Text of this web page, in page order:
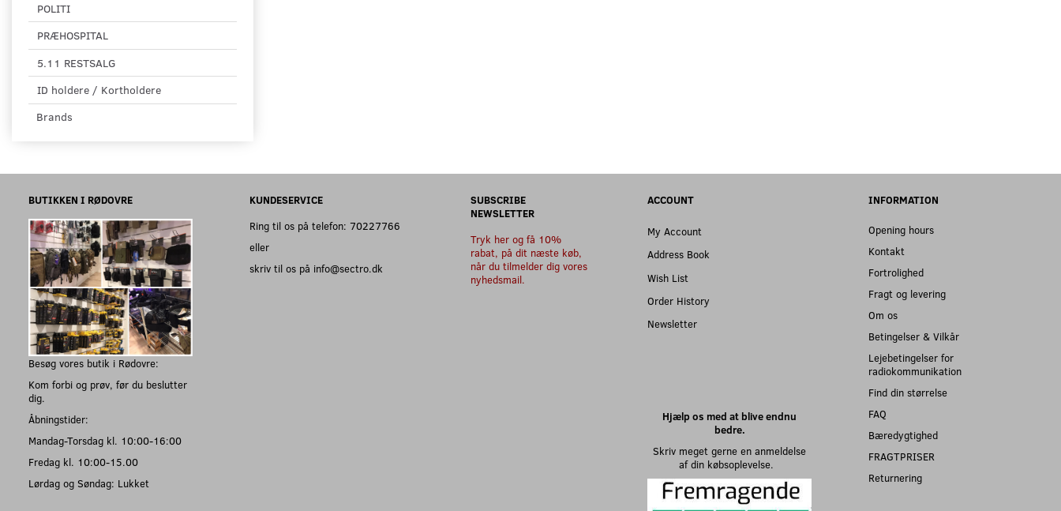
POLITI
PRÆHOSPITAL
5.11 RESTSALG
ID holdere / Kortholdere
Brands
BUTIKKEN I RØDOVRE
Besøg vores butik i Rødovre:
Kom forbi og prøv, før du beslutter
dig.
Åbningstider:
Mandag-Torsdag kl. 10:00-16:00
Fredag kl. 10:00-15.00
Lørdag og Søndag: Lukket
KUNDESERVICE
Ring til os på telefon: 70227766
eller
skriv til os på info@sectro.dk
SUBSCRIBE
NEWSLETTER
Tryk her og få 10%
rabat, på dit næste køb,
når du tilmelder dig vores
nyhedsmail.
ACCOUNT
My Account
Address Book
Wish List
Order History
Newsletter
Hjælp os med at blive endnu
bedre.
Skriv meget gerne en anmeldelse
af din købsoplevelse.
INFORMATION
Opening hours
Kontakt
Fortrolighed
Fragt og levering
Om os
Betingelser & Vilkår
Lejebetingelser for
radiokommunikation
Find din størrelse
FAQ
Bæredygtighed
FRAGTPRISER
Returnering